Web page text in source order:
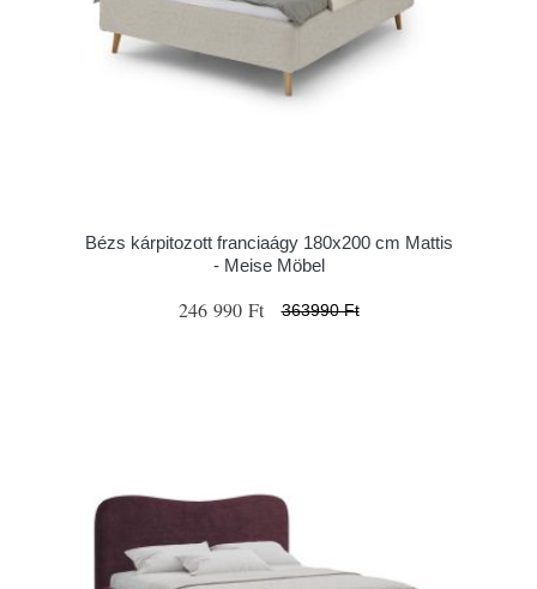
Bézs kárpitozott franciaágy 180x200 cm Mattis
- Meise Möbel
246 990 Ft 363990 Ft